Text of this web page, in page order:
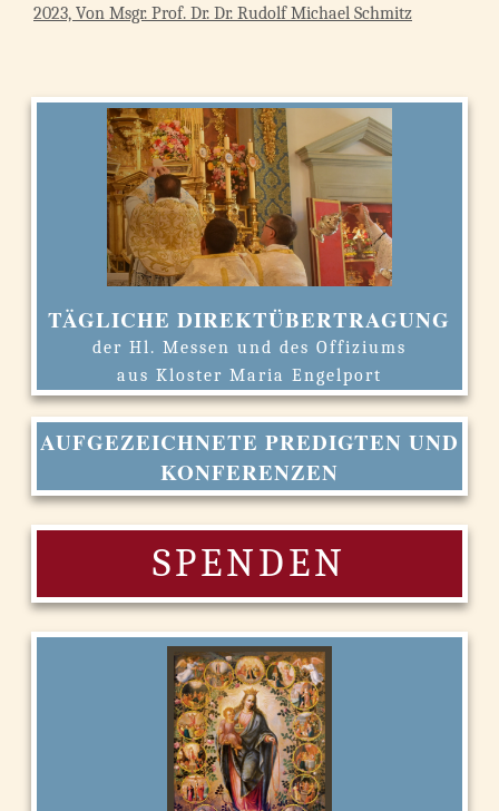
2023, Von Msgr. Prof. Dr. Dr. Rudolf Michael Schmitz
TÄGLICHE DIREKTÜBERTRAGUNG
der Hl. Messen und des Offiziums
aus Kloster Maria Engelport
AUFGEZEICHNETE PREDIGTEN UND
KONFERENZEN
SPENDEN